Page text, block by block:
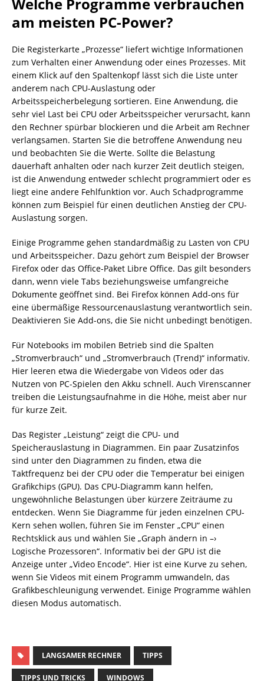
Welche Programme verbrauchen
am meisten PC-Power?
Die Registerkarte „Prozesse“ liefert wichtige Informationen
zum Verhalten einer Anwendung oder eines Prozesses. Mit
einem Klick auf den Spaltenkopf lässt sich die Liste unter
anderem nach CPU-Auslastung oder
Arbeitsspeicherbelegung sortieren. Eine Anwendung, die
sehr viel Last bei CPU oder Arbeitsspeicher verursacht, kann
den Rechner spürbar blockieren und die Arbeit am Rechner
verlangsamen. Starten Sie die betroffene Anwendung neu
und beobachten Sie die Werte. Sollte die Belastung
dauerhaft anhalten oder nach kurzer Zeit deutlich steigen,
ist die Anwendung entweder schlecht programmiert oder es
liegt eine andere Fehlfunktion vor. Auch Schadprogramme
können zum Beispiel für einen deutlichen Anstieg der CPU-
Auslastung sorgen.
Einige Programme gehen standardmäßig zu Lasten von CPU
und Arbeitsspeicher. Dazu gehört zum Beispiel der Browser
Firefox oder das Office-Paket Libre Office. Das gilt besonders
dann, wenn viele Tabs beziehungsweise umfangreiche
Dokumente geöffnet sind. Bei Firefox können Add-ons für
eine übermäßige Ressourcenauslastung verantwortlich sein.
Deaktivieren Sie Add-ons, die Sie nicht unbedingt benötigen.
Für Notebooks im mobilen Betrieb sind die Spalten
„Stromverbrauch“ und „Stromverbrauch (Trend)“ informativ.
Hier leeren etwa die Wiedergabe von Videos oder das
Nutzen von PC-Spielen den Akku schnell. Auch Virenscanner
treiben die Leistungsaufnahme in die Höhe, meist aber nur
für kurze Zeit.
Das Register „Leistung“ zeigt die CPU- und
Speicherauslastung in Diagrammen. Ein paar Zusatzinfos
sind unter den Diagrammen zu finden, etwa die
Taktfrequenz bei der CPU oder die Temperatur bei einigen
Grafikchips (GPU). Das CPU-Diagramm kann helfen,
ungewöhnliche Belastungen über kürzere Zeiträume zu
entdecken. Wenn Sie Diagramme für jeden einzelnen CPU-
Kern sehen wollen, führen Sie im Fenster „CPU“ einen
Rechtsklick aus und wählen Sie „Graph ändern in –›
Logische Prozessoren“. Informativ bei der GPU ist die
Anzeige unter „Video Encode“. Hier ist eine Kurve zu sehen,
wenn Sie Videos mit einem Programm umwandeln, das
Grafikbeschleunigung verwendet. Einige Programme wählen
diesen Modus automatisch.
LANGSAMER RECHNER TIPPS
TIPPS UND TRICKS WINDOWS